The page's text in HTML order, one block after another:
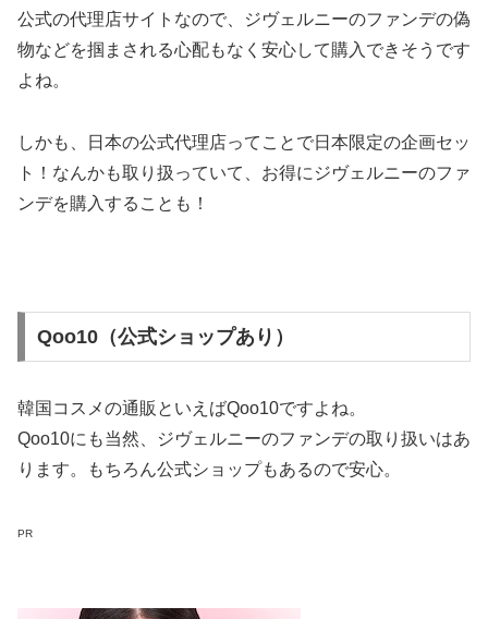
公式の代理店サイトなので、ジヴェルニーのファンデの偽
物などを掴まされる心配もなく安心して購入できそうです
よね。
しかも、日本の公式代理店ってことで日本限定の企画セッ
ト！なんかも取り扱っていて、お得にジヴェルニーのファ
ンデを購入することも！
Qoo10（公式ショップあり）
韓国コスメの通販といえばQoo10ですよね。
Qoo10にも当然、ジヴェルニーのファンデの取り扱いはあ
ります。もちろん公式ショップもあるので安心。
PR